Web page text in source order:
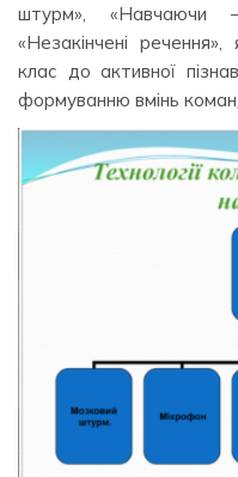
штурм», «Навчаючи
«Незакінчені
клас до активної
формуванню вмінь